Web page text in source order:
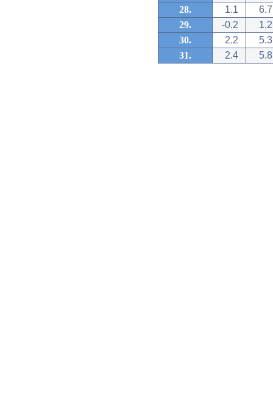
28.
1.1
6.7
29.
-0.2
1.2
30.
2.2
5.3
31.
2.4 5.8